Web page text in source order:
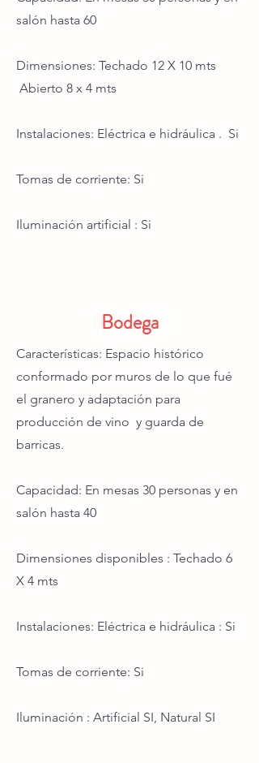
salón hasta 60
Dimensiones: Techado 12 X 10 mts
Abierto 8 x 4 mts
Instalaciones: Eléctrica e hidráulica . Si
Tomas de corriente: Si
Iluminación artificial : Si
Bodega
Características: Espacio histórico
conformado por muros de lo que fué
el granero y adaptación para
producción de vino y guarda de
barricas.
Capacidad: En mesas 30 personas y en
salón hasta 40
Dimensiones disponibles : Techado 6
X 4 mts
Instalaciones: Eléctrica e hidráulica : Si
Tomas de corriente: Si
Iluminación : Artificial SI, Natural SI